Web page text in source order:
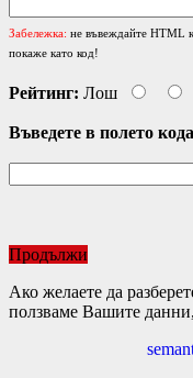
Забележка: не въвеждайте HTML
покаже като код!
Рейтинг: Лош
Въведете в полето
Продължи
Ако желаете да
ползваме Вашите данни,